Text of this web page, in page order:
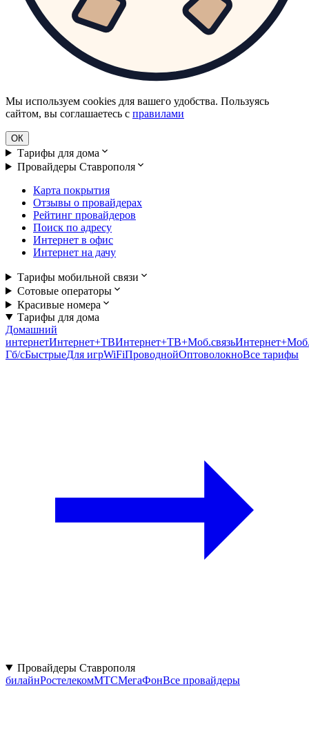
Мы используем cookies для вашего удобства. Пользуясь
сайтом, вы соглашаетесь с правилами
ОК
Тарифы для дома
Провайдеры Ставрополя
Карта покрытия
Отзывы о провайдерах
Рейтинг провайдеров
Поиск по адресу
Интернет в офис
Интернет на дачу
Тарифы мобильной связи
Сотовые операторы
Красивые номера
Тарифы для дома
Домашний
интернетИнтернет+ТВИнтернет+ТВ+Моб.связь
Гб/cБыстрыеДля игрWiFiПроводнойОптоволокноВсе тарифы
Провайдеры Ставрополя
билайнРостелекомМТСМегаФонВсе провайдеры